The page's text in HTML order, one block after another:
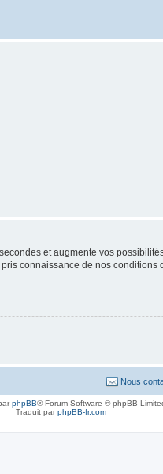
et augmente vos
connaissance de nos
Nous
phpBB® Forum Software © phpBB
Traduit parphpBB-fr.com